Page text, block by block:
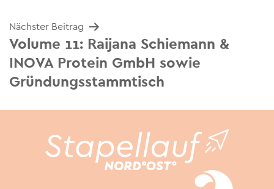
Nächster Beitrag
Volume 11: Raijana Schiemann &
INOVA Protein GmbH sowie
Gründungsstammtisch